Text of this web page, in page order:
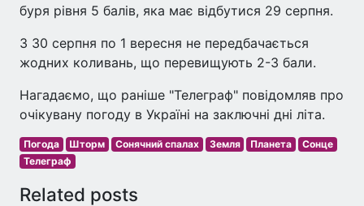
буря рівня 5 балів, яка має відбутися 29 серпня.
З 30 серпня по 1 вересня не передбачається
жодних коливань, що перевищують 2-3 бали.
Нагадаємо, що раніше "Телеграф" повідомляв про
очікувану погоду в Україні на заключні дні літа.
Погода Шторм Сонячний спалах Земля Планета
Сонце
Телеграф
Related posts